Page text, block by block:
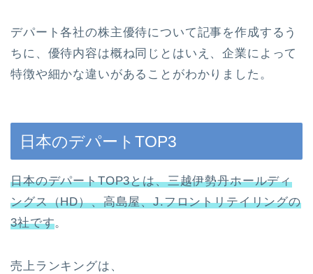
デパート各社の株主優待について記事を作成するう
ちに、優待内容は概ね同じとはいえ、企業によって
特徴や細かな違いがあることがわかりました。
日本のデパートTOP3
日本のデパートTOP3とは、三越伊勢丹ホールディ
ングス（HD）、高島屋、J.フロントリテイリングの
3社です。
売上ランキングは、